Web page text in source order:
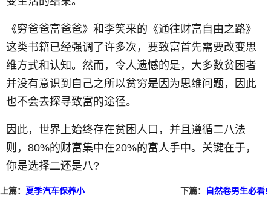
《穷爸爸富爸爸》和李笑来的《通往财富自由之路》
这类书籍已经强调了许多次，要致富首先需要改变思
维方式和认知。然而，令人遗憾的是，大多数贫困者
并没有意识到自己之所以贫穷是因为思维问题，因此
也不会去探寻致富的途径。
因此，世界上始终存在贫困人口，并且遵循二八法
则，80%的财富集中在20%的富人手中。关键在于，
你是选择二还是八?
上篇： 夏季汽车保养小
下篇：
自然卷男生必看!